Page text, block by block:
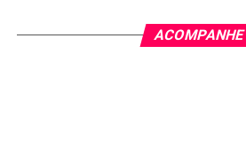
ACOMPANHE